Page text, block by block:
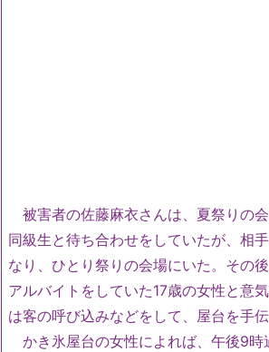
被害者の佐藤麻衣さんは、夏祭りの
同級生と待ち合わせをしていたが、相
なり、ひとり祭りの会場にいた。その
アルバイトをしていた17歳の女性と意
は客の呼び込みなどをして、屋台を手伝
かき氷屋台の女性によれば、午後9時